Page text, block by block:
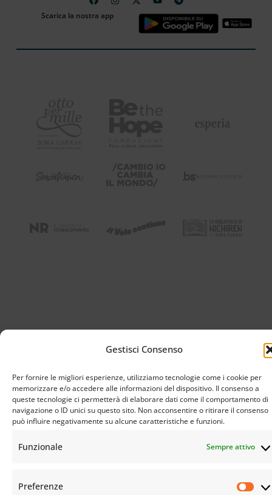
Gestisci Consenso
Per fornire le migliori esperienze, utilizziamo tecnologie come i cookie per
memorizzare e/o accedere alle informazioni del dispositivo. Il consenso a
queste tecnologie ci permetterà di elaborare dati come il comportamento di
navigazione o ID unici su questo sito. Non acconsentire o ritirare il consenso
può influire negativamente su alcune caratteristiche e funzioni.
Funzionale Sempre attivo
Preferenze
Scarica la nostra app
© Istituto Buddista Italiano Soka Gakkai. All rights reserved | C.F. 94069310483 – Sede Legale:
Firenze | Privacy PolicyeCookie Policy